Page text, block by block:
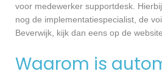
voor medewerker supportdesk.
nog de implementatiespecialist, de
Beverwijk, kijk dan eens op de
Waarom is